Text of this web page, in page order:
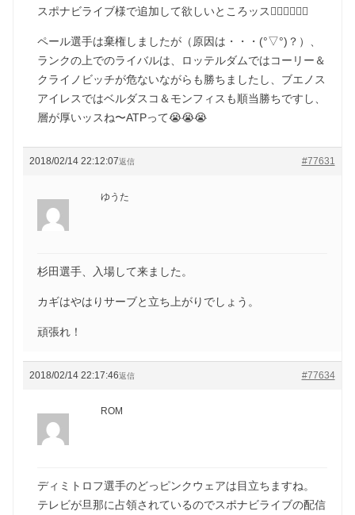
スポナビライブ様で追加して欲しいところッス🙇‍♂️🙇‍♂️🙇‍♂️
ペール選手は棄権しましたが（原因は・・・(°▽°)？）、
ランクの上でのライバルは、ロッテルダムではコーリー＆
クライノビッチが危ないながらも勝ちましたし、ブエノス
アイレスではベルダスコ＆モンフィスも順当勝ちですし、
層が厚いッスね〜ATPって😭😭😭
2018/02/14 22:12:07 #77631
返信
ゆうた
杉田選手、入場して来ました。
カギはやはりサーブと立ち上がりでしょう。
頑張れ！
2018/02/14 22:17:46 #77634
返信
ROM
ディミトロフ選手のどっピンクウェアは目立ちますね。
テレビが旦那に占領されているのでスポナビライブの配信